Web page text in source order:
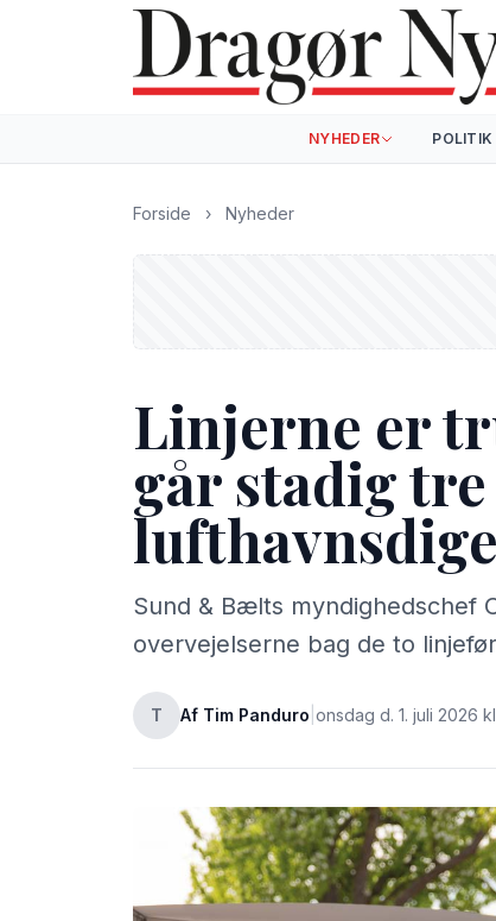
NYHEDER POLITIK
Forside › Nyheder
Linjerne er
går stadig
Sund & Bælts myndighedschef
overvejelserne bag de to
T Af Tim Panduro onsdag d. 1. juli 2026